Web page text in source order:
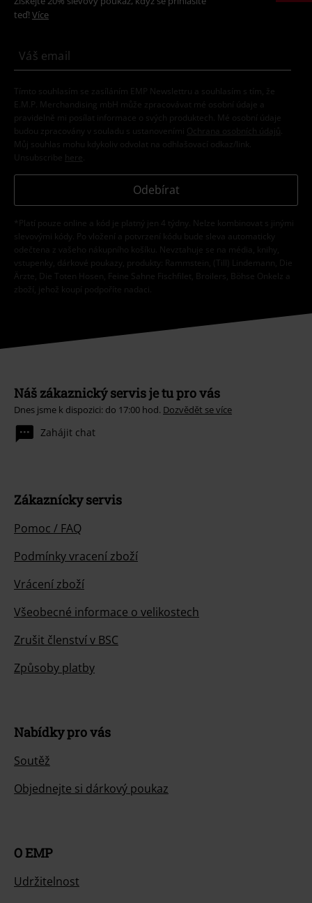
teď! Více
Tímto souhlasím se zasíláním EMP Newslettru a souhlasím s tím, že
E.M.P. Merchandising mbH může zpracovávat mé osobní údaje a
pravidelně mi posílat informace o svých produktech. Mé osobní údaje
budou zpracovány v souladu s ustanoveními
Ochrana osobních údajů
Můj souhlas mohu kdykoliv odvolat na odhlašovací odkaz/link.
Unsubscribe here
Odebírat
*Platí pouze online a kód je platný jen 4 týdny. Nelze kombinovat s jinými
slevovými kódy. Po vložení a potvrzení kódu bude sleva automaticky
odečtena z vašeho nákupního košíku. Nevztahuje se na média, knihy,
vstupenky, dárkové poukazy, produkty: Rammstein, (Till) Lindemann, Die
Ärzte, Die Toten Hosen, Feine Sahne Fischfilet, Broilers, Böhse Onkelz a
zboží, jehož koupí podpoříte nadaci.
Náš zákaznický servis je tu pro vás
Dnes jsme k dispozici: do 17:00 hod. Dozvědět se více
Zahájit chat
Zákaznícky servis
Pomoc / FAQ
Podmínky vracení zboží
Vrácení zboží
Všeobecné informace o velikostech
Zrušit členství v BSC
Způsoby platby
Nabídky pro vás
Soutěž
Objednejte si dárkový poukaz
O EMP
Udržitelnost